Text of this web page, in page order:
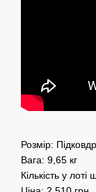
Розмір:
Вага: 9,65 кг
Кількість у лоті